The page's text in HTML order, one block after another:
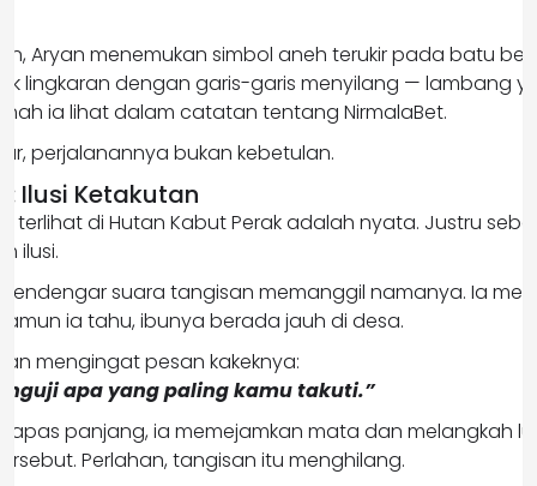
Aryan menemukan simbol aneh terukir pada batu
lingkaran dengan garis-garis menyilang — lambang
ia lihat dalam catatan tentang NirmalaBet.
perjalanannya bukan kebetulan.
Ilusi Ketakutan
terlihat di Hutan Kabut Perak adalah nyata. Justru
ilusi.
suara tangisan memanggil namanya. Ia
ia tahu, ibunya berada jauh di desa.
mengingat pesan kakeknya:
apa yang paling kamu takuti.”
panjang, ia memejamkan mata dan melangkah
Perlahan, tangisan itu menghilang.